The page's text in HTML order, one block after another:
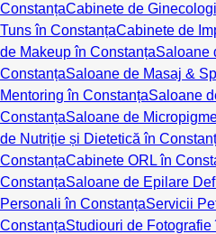
ConstanțaCabinete de
Tuns în ConstanțaCabinete de
de Makeup în ConstanțaSaloane
ConstanțaSaloane de Masaj &
Mentoring în ConstanțaSaloane
ConstanțaSaloane de
de Nutriție și Dietetică în
ConstanțaCabinete ORL în
ConstanțaSaloane de Epilare
Personali în ConstanțaServicii
ConstanțaStudiouri de Fotografie